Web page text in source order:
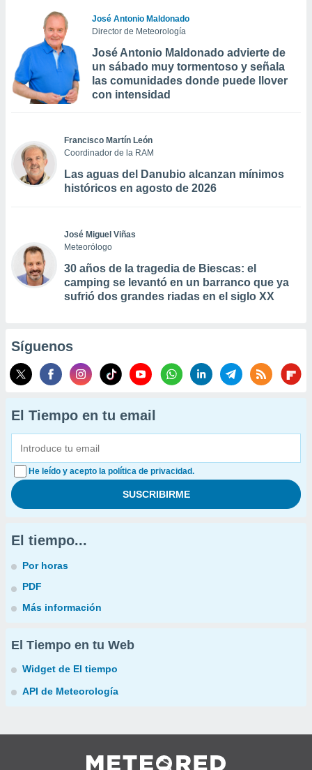
José Antonio Maldonado
Director de Meteorología
José Antonio Maldonado advierte de
un sábado muy tormentoso y señala
las comunidades donde puede llover
con intensidad
Francisco Martín León
Coordinador de la RAM
Las aguas del Danubio alcanzan mínimos
históricos en agosto de 2026
José Miguel Viñas
Meteorólogo
30 años de la tragedia de Biescas: el
camping se levantó en un barranco que ya
sufrió dos grandes riadas en el siglo XX
Síguenos
El Tiempo en tu email
He leído y acepto la política de privacidad.
El tiempo...
Por horas
PDF
Más información
El Tiempo en tu Web
Widget de El tiempo
API de Meteorología